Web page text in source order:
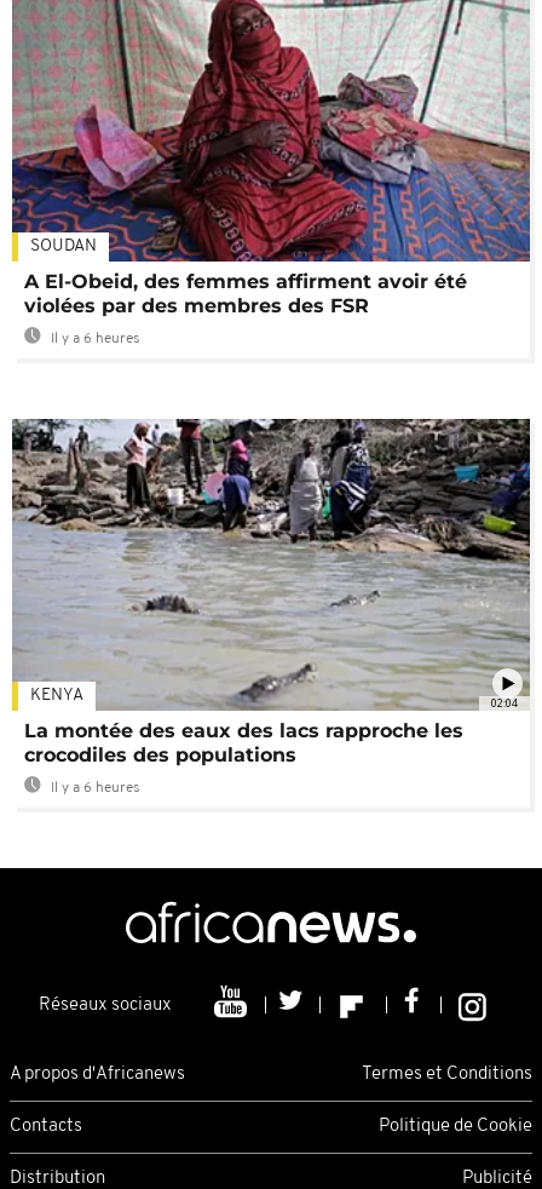
SOUDAN
A El-Obeid, des femmes affirment avoir été
violées par des membres des FSR
Il y a 6 heures
02:04
KENYA
La montée des eaux des lacs rapproche les
crocodiles des populations
Il y a 6 heures
Réseaux sociaux
A propos d'Africanews Termes et Conditions
Contacts Politique de Cookie
Distribution Publicité